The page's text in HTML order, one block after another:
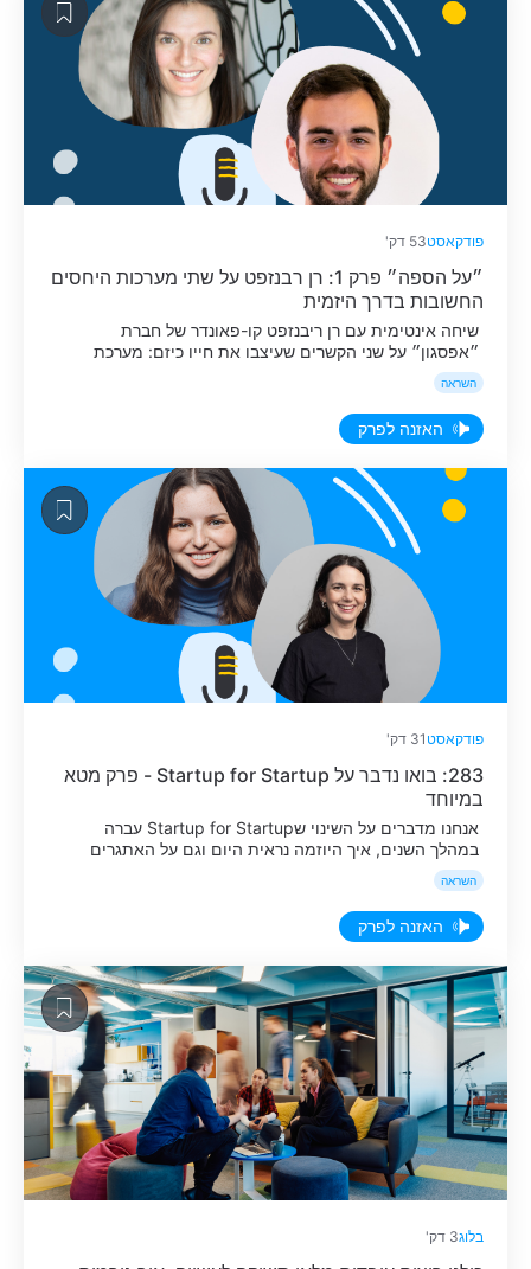
פודקאסט53 דק'
״על הספה״ פרק 1: רן רבנזפט על שתי מערכות היחסים
החשובות בדרך היזמית
שיחה אינטימית עם רן ריבנזפט קו-פאונדר של חברת
״אפסגון״ על שני הקשרים שעיצבו את חייו כיזם: מערכת
היחסים עם השותף שלו ניצן, והמערכת הזוגית שלו עם אשתו
נטע.
השראה
האזנה לפרק
פודקאסט 31 דק'
283: בואו נדבר על Startup for Startup - פרק מטא
במיוחד
אנחנו מדברים על השינוי שStartup for Startup עברה
במהלך השנים, איך היוזמה נראית היום וגם על האתגרים
שעומדים בפנינו במסע לדחוף את האקו-סיסטם הישראלי
קדימה.
השראה
האזנה לפרק
בלוג3 דק'